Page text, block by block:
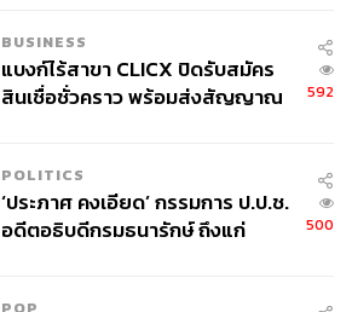
BUSINESS
แบงก์ไร้สาขา CLICX ปิดรับสมัคร
สินเชื่อชั่วคราว พร้อมส่งสัญญาณ
592
POLITICS
‘ประภาศ คงเอียด’ กรรมการ ป.ป.ช.
อดีตอธิบดีกรมธนารักษ์ ถึงแก่
500